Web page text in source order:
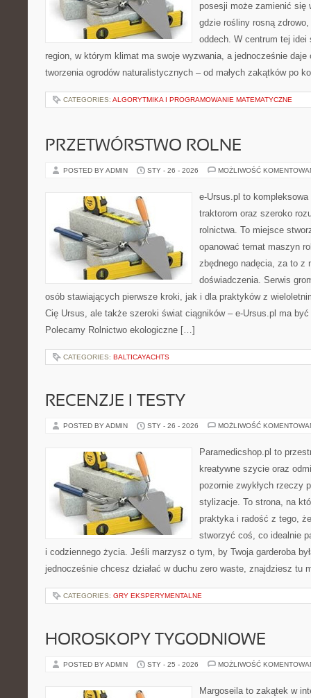
posesji może zamienić się
gdzie rośliny rosną
oddech. W centrum tej
region, w którym klimat ma swoje wyzwania, a jednocześnie daje
tworzenia ogrodów naturalistycznych – od małych zakątków po
CATEGORIES: ALGORYTMIKA I PROGRAMOWANIE MATEMATYCZNE
PRZETWÓRSTWO ROLNE
POSTED BY ADMIN STY - 26 - 2026 MOŻLIWOŚĆ
e-Ursus.pl to
traktorom oraz szeroko
rolnictwa. To miejsce
opanować temat maszyn
zbędnego nadęcia, za to z
doświadczenia. Serwis
osób stawiających pierwsze kroki, jak i dla praktyków z
Cię Ursus, ale także szeroki świat ciągników – e-Ursus.pl ma
Polecamy Rolnictwo ekologiczne […]
CATEGORIES: BALTICAYACHTS
RECENZJE I TESTY
POSTED BY ADMIN STY - 26 - 2026 MOŻLIWOŚĆ
Paramedicshop.pl to
kreatywne szycie oraz
pozornie zwykłych rzeczy
stylizacje. To strona, na
praktyka i radość z tego,
stworzyć coś, co idealnie
i codziennego życia. Jeśli marzysz o tym, by Twoja garderoba
jednocześnie chcesz działać w duchu zero waste, znajdziesz tu
CATEGORIES: GRY EKSPERYMENTALNE
HOROSKOPY TYGODNIOWE
POSTED BY ADMIN STY - 25 - 2026 MOŻLIWOŚĆ
Margoseila to zakątek w